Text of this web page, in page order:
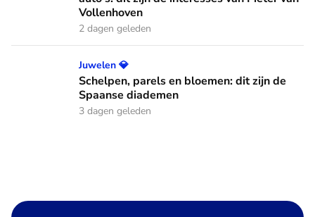
Vollenhoven
2 dagen geleden
Schelpen, parels en bloemen: dit zijn de Spaanse diademen
Juwelen 💎
Schelpen, parels en bloemen: dit zijn de
Spaanse diademen
3 dagen geleden